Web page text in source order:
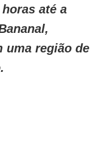
até a
uma região de